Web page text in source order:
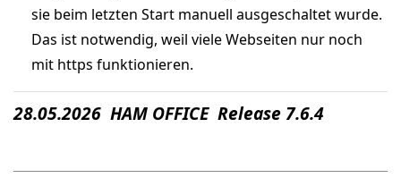
sie beim letzten Start manuell ausgeschaltet wurde.
Das ist notwendig, weil viele Webseiten nur noch
mit https funktionieren.
28.05.2026 HAM OFFICE Release 7.6.4